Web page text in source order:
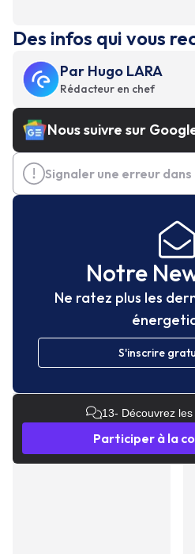
Des infos qui vous
Par Hugo LARA
Rédacteur en chef
Nous suivre sur
Signaler une erreur
Notre
Ne ratez plus les
S'inscrire
13- Découvrez
Participer à la